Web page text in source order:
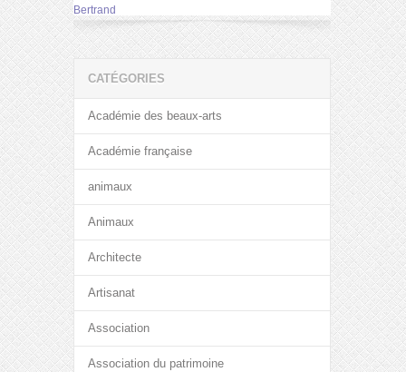
Bertrand
CATÉGORIES
Académie des beaux-arts
Académie française
animaux
Animaux
Architecte
Artisanat
Association
Association du patrimoine